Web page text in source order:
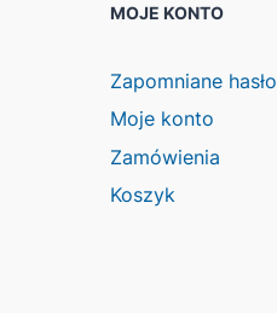
MOJE KONTO
Zapomniane hasło
Moje konto
Zamówienia
Koszyk